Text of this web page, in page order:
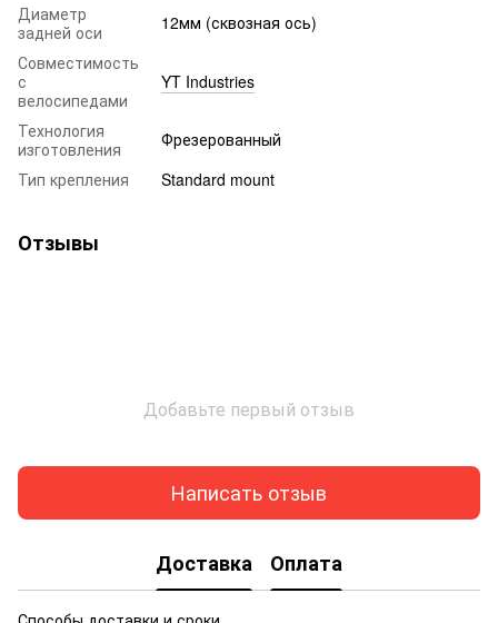
Диаметр
задней оси
12мм (сквозная ось)
Совместимость
с
велосипедами
YT Industries
Технология
изготовления
Фрезерованный
Тип крепления
Standard mount
Отзывы
Добавьте первый отзыв
Написать отзыв
Доставка Оплата